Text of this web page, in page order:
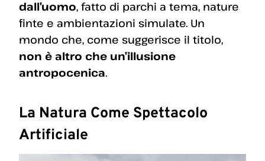
dall’uomo, fatto di parchi a tema, nature
finte e ambientazioni simulate. Un
mondo che, come suggerisce il titolo,
non è altro che un’illusione
antropocenica.
La Natura Come Spettacolo
Artificiale